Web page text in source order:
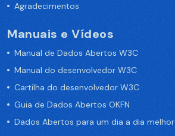
Agradecimentos
Manuais e Vídeos
Manual de Dados Abertos W3C
Manual do desenvolvedor W3C
Cartilha do desenvolvedor W3C
Guia de Dados Abertos OKFN
Dados Abertos para um dia a dia melhor